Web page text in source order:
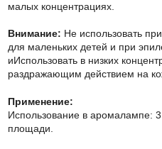
малых концентрациях.
Внимание: Не использовать
для маленьких детей и при
иИспользовать в низких
раздражающим действием на
Применение:
Использование в аромалампе:
площади.